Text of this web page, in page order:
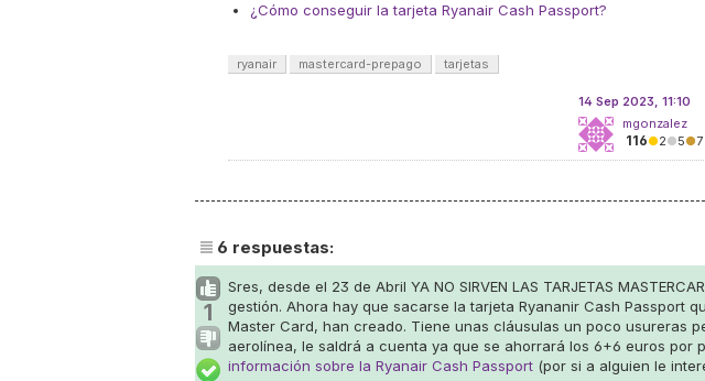
¿Cómo conseguir la tarjeta Ryanair Cash Passport?
ryanair mastercard-prepago tarjetas
14 Sep 2023, 11:10
mgonzalez
116●2●5●7
6 respuestas:
1
Sres, desde el 23 de Abril YA NO SIRVEN LAS TARJETAS
gestión. Ahora hay que sacarse la tarjeta Ryananir Cash Passport
Master Card, han creado. Tiene unas cláusulas un poco usureras
aerolínea, le saldrá a cuenta ya que se ahorrará los 6+6 euros por
información sobre la Ryanair Cash Passport (por si a alguien le